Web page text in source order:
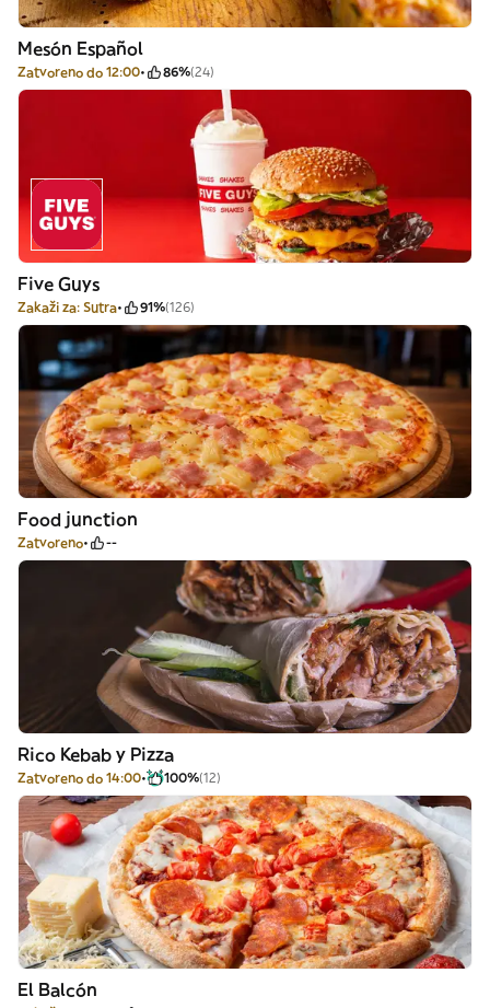
Mesón Español
Zatvoreno do 12:00 86%(24)
Five Guys
Zakaži za: Sutra 91%(126)
Food junction
Zatvoreno --
Rico Kebab y Pizza
Zatvoreno do 14:00 100%(12)
El Balcón